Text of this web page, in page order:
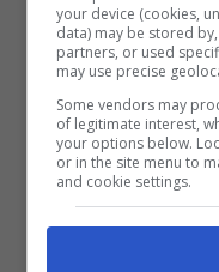
ultimi tempi: la
essere agevolata
senza impedirne
con cover
solo
sul prossimo
In ogni caso ora,
your device (cookies,
data) may be stored
partners, or used
may use precise
Some vendors may
of legitimate interest,
your options below.
or in the site menu to
and cookie settings.